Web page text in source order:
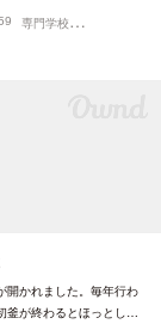
専
門学校お茶会、イベ
開かれました。毎年行わ
釜が終わるとほっとし…